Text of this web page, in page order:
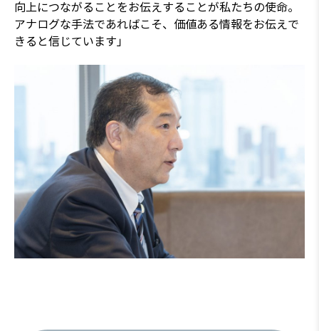
向上につながることをお伝えすることが私たちの使命。
アナログな手法であればこそ、価値ある情報をお伝えで
きると信じています」